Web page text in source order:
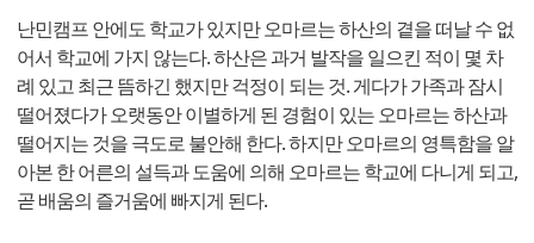
난민캠프 안에도 학교가 있지만 오마르는 하산의 곁을 떠날 수 없
어서 학교에 가지 않는다. 하산은 과거 발작을 일으킨 적이 몇 차
례 있고 최근 뜸하긴 했지만 걱정이 되는 것. 게다가 가족과 잠시
떨어졌다가 오랫동안 이별하게 된 경험이 있는 오마르는 하산과
떨어지는 것을 극도로 불안해 한다. 하지만 오마르의 영특함을 알
아본 한 어른의 설득과 도움에 의해 오마르는 학교에 다니게 되고,
곧 배움의 즐거움에 빠지게 된다.